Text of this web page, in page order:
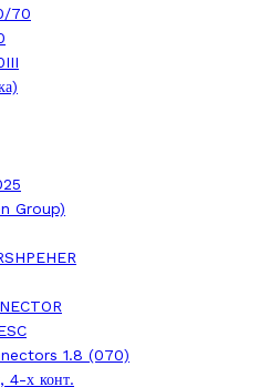
70
Group)
1.8 (070)
4-х конт.